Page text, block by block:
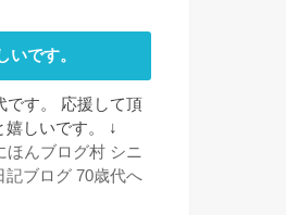
いです。
です。 応援して頂
嬉しいです。 ↓